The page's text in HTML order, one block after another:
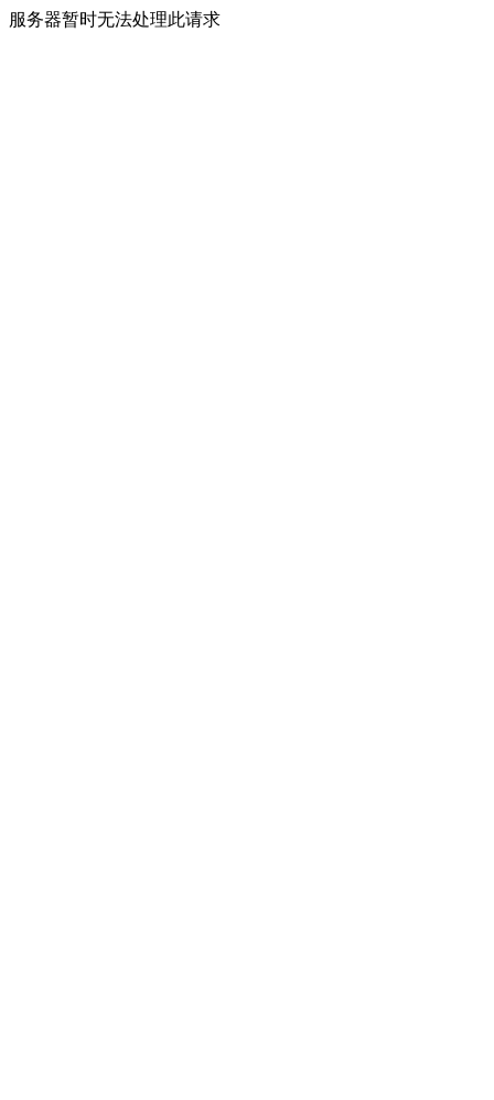
服务器暂时无法处理此请求